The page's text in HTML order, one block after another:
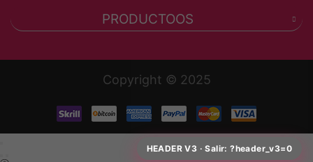
PRODUCTOOS
Copyright © 2025